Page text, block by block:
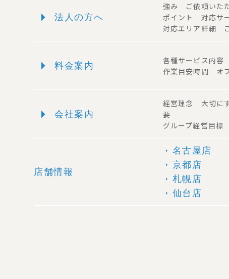
arrow_right 法人の方へ
強み ご依頼いた
ポイント 対応サ
対応エリア詳細
arrow_right 料金案内
各種サービス内
作業目安時間 オ
arrow_right 会社案内
経営理念 大切に
要
グループ経営目
店舗情報
arrow_right 名古屋店
arrow_right 京都店
arrow_right 札幌店
arrow_right 仙台店